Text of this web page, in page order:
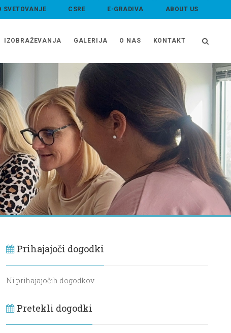
SVETOVANJE CSRE E-GRADIVA ABOUT US
IZOBRAŽEVANJA GALERIJA O NAS KONTAKT
Prihajajoči dogodki
Ni prihajajočih dogodkov
Pretekli dogodki